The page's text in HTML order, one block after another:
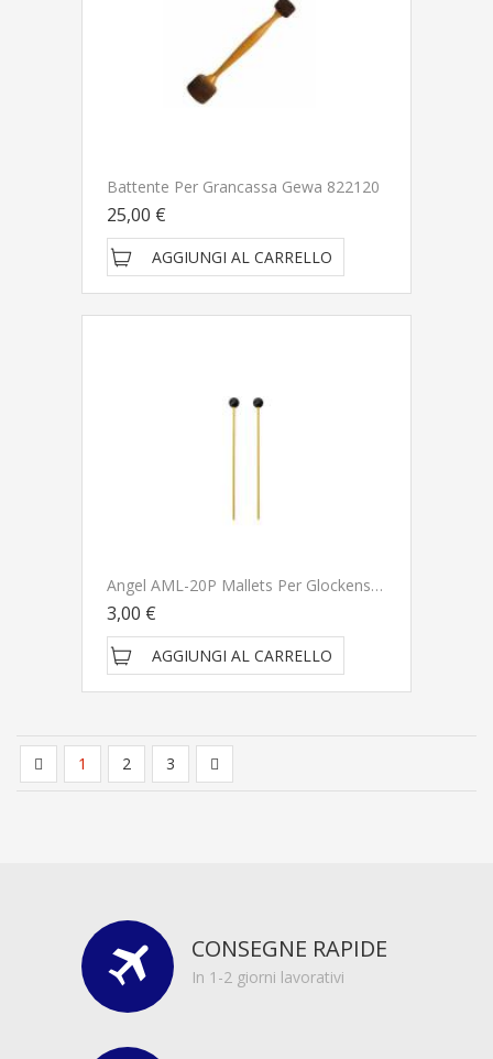
Battente Per Grancassa Gewa 822120
25,00 €
AGGIUNGI AL CARRELLO
Angel AML-20P Mallets Per Glockenspiel
3,00 €
AGGIUNGI AL CARRELLO
1 2 3
CONSEGNE RAPIDE
In 1-2 giorni lavorativi